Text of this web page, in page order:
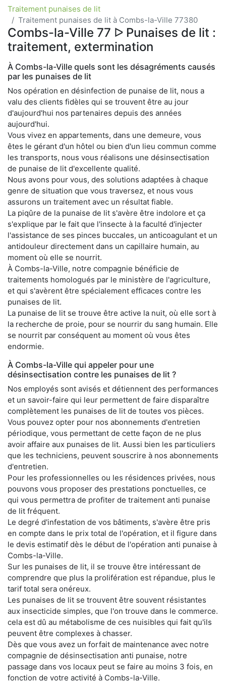
Traitement punaises de lit
Traitement punaises de lit à Combs-la-Ville 77380
Combs-la-Ville 77 ᐅ Punaises de lit :
traitement, extermination
À Combs-la-Ville quels sont les désagréments causés
par les punaises de lit
Nos opération en désinfection de punaise de lit, nous a
valu des clients fidèles qui se trouvent être au jour
d'aujourd'hui nos partenaires depuis des années
aujourd'hui.
Vous vivez en appartements, dans une demeure, vous
êtes le gérant d'un hôtel ou bien d'un lieu commun comme
les transports, nous vous réalisons une désinsectisation
de punaise de lit d'excellente qualité.
Nous avons pour vous, des solutions adaptées à chaque
genre de situation que vous traversez, et nous vous
assurons un traitement avec un résultat fiable.
La piqûre de la punaise de lit s'avère être indolore et ça
s'explique par le fait que l'insecte à la faculté d'injecter
l'assistance de ses pinces buccales, un anticoagulant et un
antidouleur directement dans un capillaire humain, au
moment où elle se nourrit.
À Combs-la-Ville, notre compagnie bénéficie de
traitements homologués par le ministère de l'agriculture,
et qui s'avèrent être spécialement efficaces contre les
punaises de lit.
La punaise de lit se trouve être active la nuit, où elle sort à
la recherche de proie, pour se nourrir du sang humain. Elle
se nourrit par conséquent au moment où vous êtes
endormie.
À Combs-la-Ville qui appeler pour une
désinsectisation contre les punaises de lit ?
Nos employés sont avisés et détiennent des performances
et un savoir-faire qui leur permettent de faire disparaître
complètement les punaises de lit de toutes vos pièces.
Vous pouvez opter pour nos abonnements d'entretien
périodique, vous permettant de cette façon de ne plus
avoir affaire aux punaises de lit. Aussi bien les particuliers
que les techniciens, peuvent souscrire à nos abonnements
d'entretien.
Pour les professionnelles ou les résidences privées, nous
pouvons vous proposer des prestations ponctuelles, ce
qui vous permettra de profiter de traitement anti punaise
de lit fréquent.
Le degré d'infestation de vos bâtiments, s'avère être pris
en compte dans le prix total de l'opération, et il figure dans
le devis estimatif dès le début de l'opération anti punaise à
Combs-la-Ville.
Sur les punaises de lit, il se trouve être intéressant de
comprendre que plus la prolifération est répandue, plus le
tarif total sera onéreux.
Les punaises de lit se trouvent être souvent résistantes
aux insecticide simples, que l'on trouve dans le commerce.
cela est dû au métabolisme de ces nuisibles qui fait qu'ils
peuvent être complexes à chasser.
Dès que vous avez un forfait de maintenance avec notre
compagnie de désinsectisation anti punaise, notre
passage dans vos locaux peut se faire au moins 3 fois, en
fonction de votre activité à Combs-la-Ville.